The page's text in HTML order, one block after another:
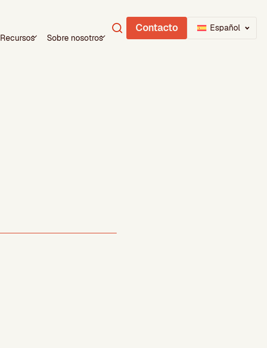
Recursos Sobre nosotros
Contacto Español